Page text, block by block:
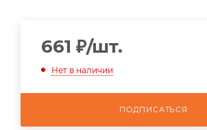
661 ₽/шт.
Нет в наличии
ПОДПИСАТЬСЯ